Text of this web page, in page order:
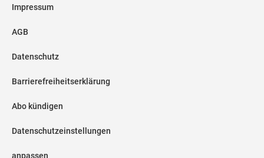
Impressum
AGB
Datenschutz
Barrierefreiheitserklärung
Abo kündigen
Datenschutzeinstellungen
anpassen